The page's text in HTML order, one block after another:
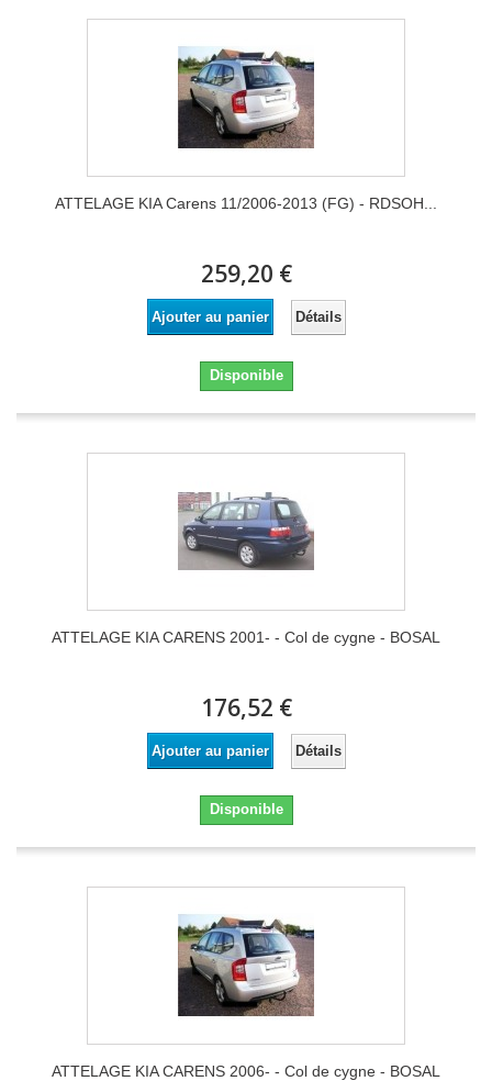
ATTELAGE KIA Carens 11/2006-2013 (FG) - RDSOH...
259,20 €
Ajouter au panier Détails
Disponible
ATTELAGE KIA CARENS 2001- - Col de cygne - BOSAL
176,52 €
Ajouter au panier Détails
Disponible
ATTELAGE KIA CARENS 2006- - Col de cygne - BOSAL